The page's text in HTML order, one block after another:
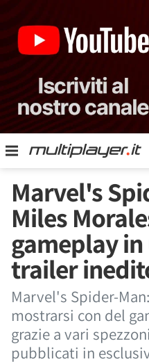
Marvel's
Miles
gameplay
trailer
Marvel's Spider-
mostrarsi con del
grazie a vari
pubblicati in